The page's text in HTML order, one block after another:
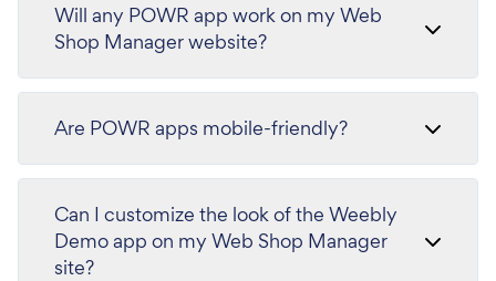
Will any POWR app work on my Web
Shop Manager website?
Are POWR apps mobile-friendly?
Can I customize the look of the Weebly
Demo app on my Web Shop Manager
site?